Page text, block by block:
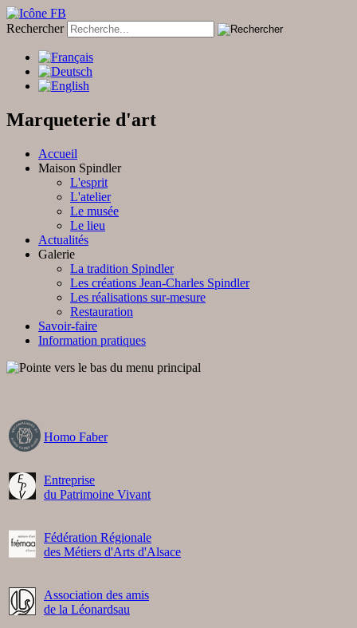
Rechercher
Marqueterie d'art
Accueil
Maison Spindler
L'esprit
L'atelier
Le musée
Le lieu
Actualités
Galerie
La tradition Spindler
Les créations Jean-Charles Spindler
Les réalisations sur-mesure
Restauration
Savoir-faire
Information pratiques
Homo Faber
Entreprise
du Patrimoine Vivant
Fédération Régionale
des Métiers d'Arts d'Alsace
Association des amis
de la Léonardsau